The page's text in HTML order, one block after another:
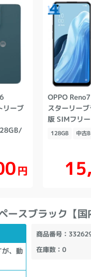
リーブ
円
OPPO
スターリー
版 SIMフリー
128GB 中古
スブラック【国
が、動
商品番号：
在庫数：0